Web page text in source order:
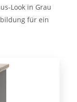
Look in Grau
für ein